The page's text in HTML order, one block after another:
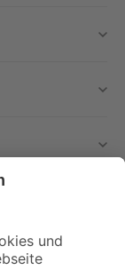
verpassen!